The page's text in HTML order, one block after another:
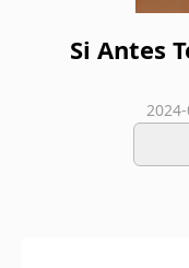
Si Antes